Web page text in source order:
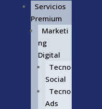
Servicios
Premium
Marketi
ng
Digital
Tecno
Social
Tecno
Ads